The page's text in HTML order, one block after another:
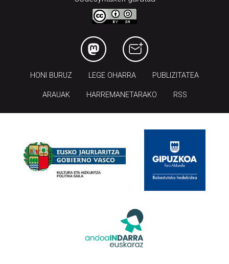
HONI BURUZ LEGE OHARRA PUBLIZITATEA
ARAUAK HARREMANETARAKO RSS